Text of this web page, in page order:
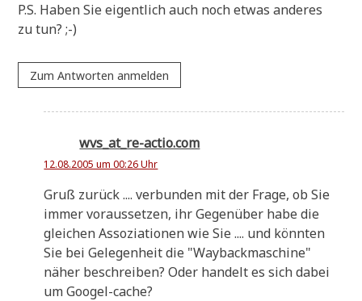
P.S. Haben Sie eigent­lich auch noch etwas ande­res
zu tun? ;-)
Zum Antworten anmelden
wvs_at_re-actio.com
12.08.2005 um 00:26 Uhr
Gruß zurück .... ver­bun­den mit der Fra­ge, ob Sie
immer vor­aus­set­zen, ihr Gegen­über habe die
glei­chen Asso­zia­tio­nen wie Sie .... und könn­ten
Sie bei Gele­gen­heit die "Way­back­ma­schi­ne"
näher beschrei­ben? Oder han­delt es sich dabei
um Googel-cache?